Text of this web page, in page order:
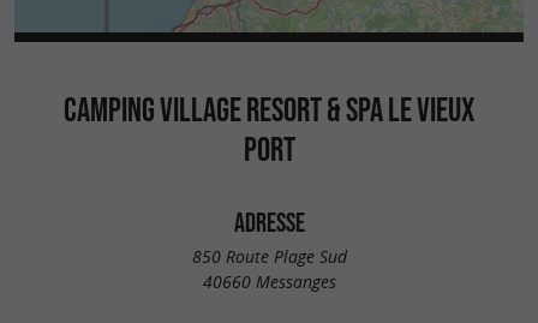
CAMPING VILLAGE RESORT & SPA LE VIEUX
PORT
ADRESSE
850 Route Plage Sud
40660 Messanges